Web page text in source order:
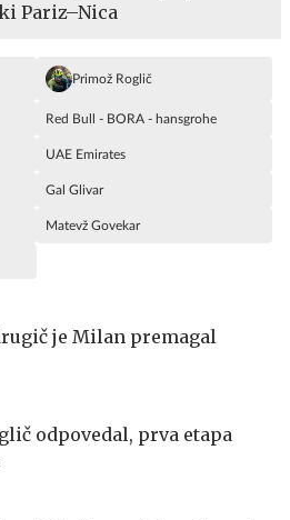
Pariz–Nica
Primož Roglič
Red Bull - BORA - hansgrohe
UAE Emirates
Gal Glivar
Matevž Govekar
je Milan premagal
odpovedal, prva etapa